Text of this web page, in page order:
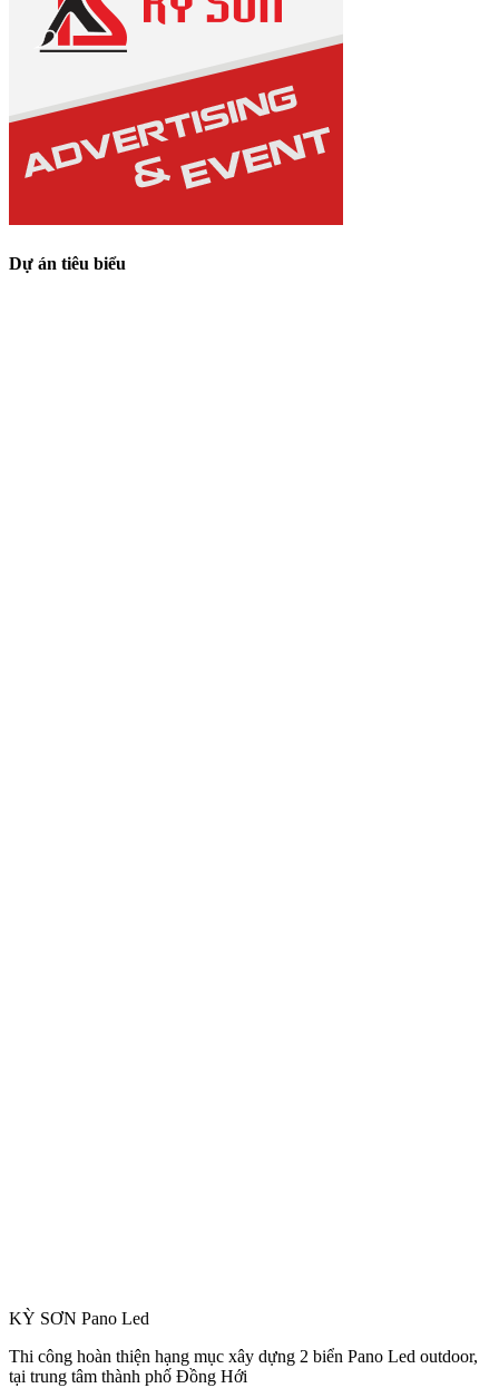
Dự án tiêu biểu
KỲ SƠN Pano Led
Thi công hoàn thiện hạng mục xây dựng 2 biển Pano Led outdoor,
tại trung tâm thành phố Đồng Hới